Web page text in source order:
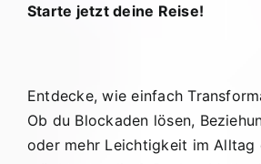
Starte jetzt deine Reise!
Entdecke, wie einfach
Ob du Blockaden lösen,
oder mehr Leichtigkeit im Alltag